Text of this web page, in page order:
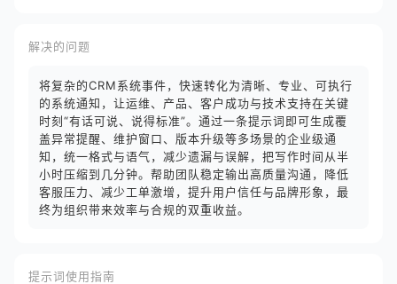
解决的问题
将复杂的CRM系统事件，快速转化为清晰、专业、可执行
的系统通知，让运维、产品、客户成功与技术支持在关键
时刻“有话可说、说得标准”。通过一条提示词即可生成覆
盖异常提醒、维护窗口、版本升级等多场景的企业级通
知，统一格式与语气，减少遗漏与误解，把写作时间从半
小时压缩到几分钟。帮助团队稳定输出高质量沟通，降低
客服压力、减少工单激增，提升用户信任与品牌形象，最
终为组织带来效率与合规的双重收益。
提示词使用指南